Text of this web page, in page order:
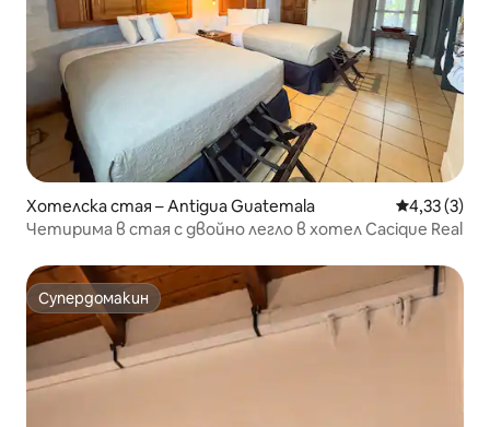
Хотелска стая – Antigua Guatemala Средна
4,33 (3)
Четирима в стая с двойно легло в хотел Cacique Real
Супердомакин
Супердомакин